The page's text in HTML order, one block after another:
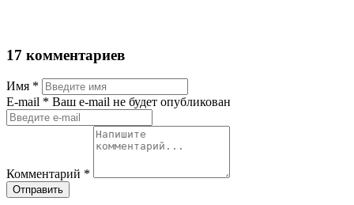
17 комментариев
Имя *
Е-mail * Ваш e-mail не будет опубликован
Комментарий *
Отправить